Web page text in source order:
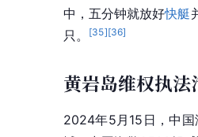
中，五分钟就放好快艇
只。
[35][36]
黄岩岛维权执法
2024年5月15日，中